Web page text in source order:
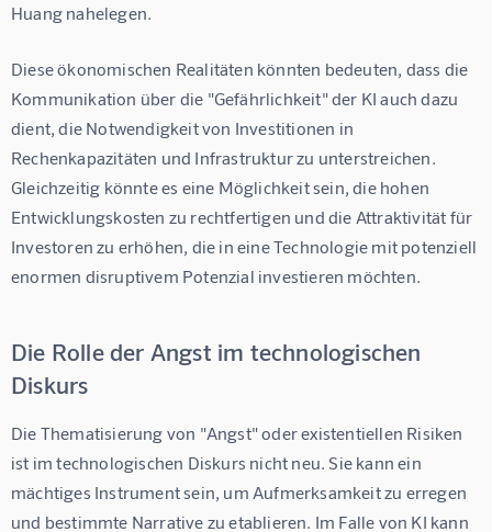
Huang nahelegen.
Diese ökonomischen Realitäten könnten bedeuten, dass die
Kommunikation über die "Gefährlichkeit" der KI auch dazu
dient, die Notwendigkeit von Investitionen in
Rechenkapazitäten und Infrastruktur zu unterstreichen.
Gleichzeitig könnte es eine Möglichkeit sein, die hohen
Entwicklungskosten zu rechtfertigen und die Attraktivität für
Investoren zu erhöhen, die in eine Technologie mit potenziell
enormen disruptivem Potenzial investieren möchten.
Die Rolle der Angst im technologischen
Diskurs
Die Thematisierung von "Angst" oder existentiellen Risiken
ist im technologischen Diskurs nicht neu. Sie kann ein
mächtiges Instrument sein, um Aufmerksamkeit zu erregen
und bestimmte Narrative zu etablieren. Im Falle von KI kann